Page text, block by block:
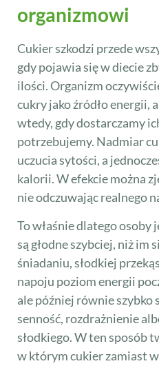
organizmowi
Cukier szkodzi przede
gdy pojawia się w diecie
ilości. Organizm
cukry jako źródło energii,
wtedy, gdy dostarczamy
potrzebujemy. Nadmiar
uczucia sytości, a
kalorii. W efekcie można
nie odczuwając realnego
To właśnie dlatego osoby
są głodne szybciej, niż im
śniadaniu, słodkiej
napoju poziom energii
ale później równie szybko
senność, rozdrażnienie
słodkiego. W ten sposób
w którym cukier zamiast